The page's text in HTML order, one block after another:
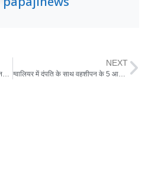
प्रोग्राम में 4 घंटे बगैर मास्क के गृह मंत्री नरोत्तम, बोले- मैं मास्क नहीं पहनता
NEXT
ग्वालियर में दंपति के साथ वहशीपन के 5 आरोपियों में से एक रईसजादा गिरफ्तार